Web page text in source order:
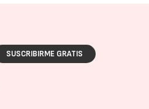
SUSCRIBIRME GRATIS